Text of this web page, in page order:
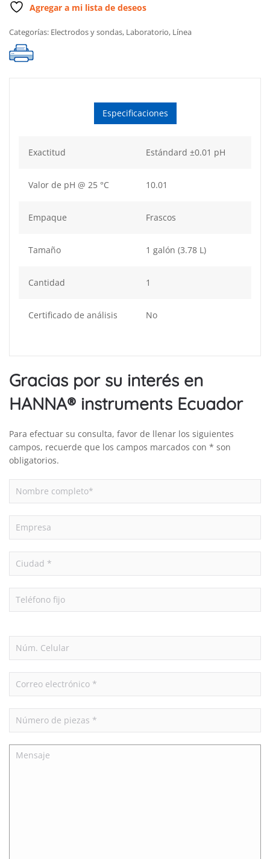
con
remoto
cantidad
Agregar a mi lista de deseos
Categorías: Electrodos y sondas, Laboratorio, Línea
Especificaciones
Exactitud Estándard ±0.01 pH
Valor de pH @ 25 °C 10.01
Empaque Frascos
Tamaño 1 galón (3.78 L)
Cantidad 1
Certificado de análisis No
Gracias por su interés en
HANNA® instruments Ecuador
Para efectuar su consulta, favor de llenar los siguientes
campos, recuerde que los campos marcados con * son
obligatorios.